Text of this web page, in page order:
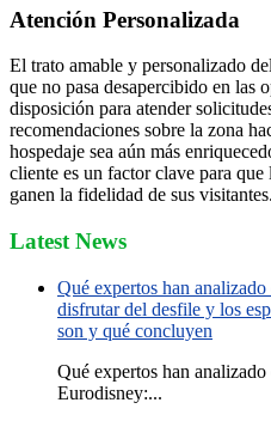
Atención Personalizada
El trato amable y personalizado
que no pasa desapercibido en las
disposición para atender
recomendaciones sobre la zona
hospedaje sea aún más
cliente es un factor clave para
ganen la fidelidad de sus visitantes.
Latest News
Qué expertos han
disfrutar del desfile y los
son y qué concluyen
Qué expertos han
Eurodisney:...